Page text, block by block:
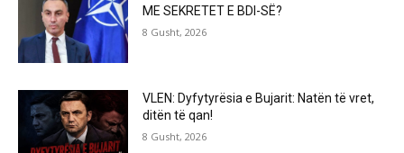
ME SEKRETET E BDI-SË?
8 Gusht, 2026
VLEN: Dyfytyrësia e Bujarit: Natën të vret,
ditën të qan!
8 Gusht, 2026